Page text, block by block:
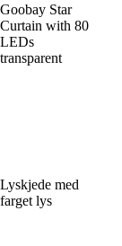
Goobay Star
Curtain with 80
LEDs
transparent
Lyskjede med
farget lys